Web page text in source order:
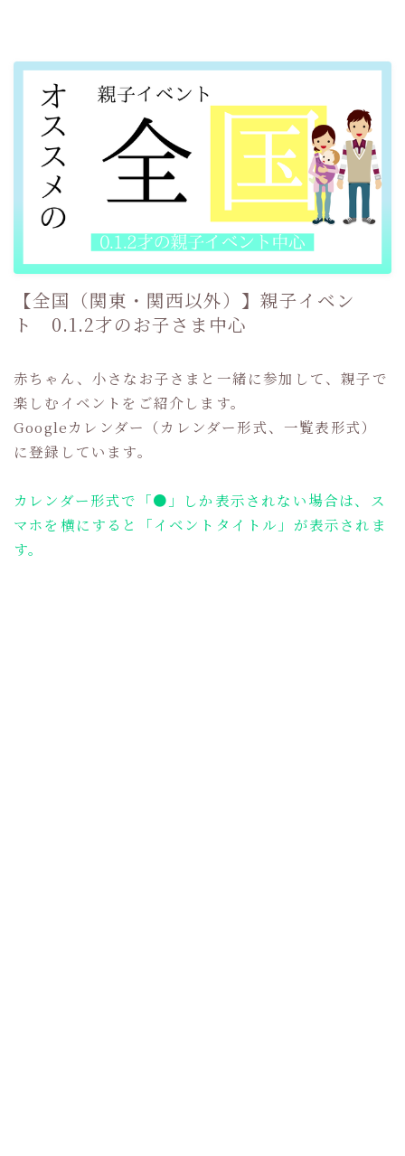
【全国（関東・関西以外）】親子イベン
ト 0.1.2才のお子さま中心
赤ちゃん、小さなお子さまと一緒に参加して、親子で
楽しむイベントをご紹介します。
Googleカレンダー（カレンダー形式、一覧表形式）
に登録しています。
カレンダー形式で「●」しか表示されない場合は、ス
マホを横にすると「イベントタイトル」が表示されま
す。